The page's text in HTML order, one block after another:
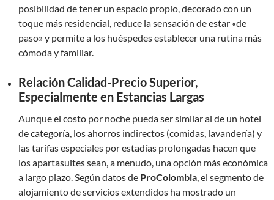
posibilidad de tener un espacio propio, decorado con un
toque más residencial, reduce la sensación de estar «de
paso» y permite a los huéspedes establecer una rutina más
cómoda y familiar.
Relación Calidad-Precio Superior,
Especialmente en Estancias Largas
Aunque el costo por noche pueda ser similar al de un hotel
de categoría, los ahorros indirectos (comidas, lavandería) y
las tarifas especiales por estadías prolongadas hacen que
los apartasuites sean, a menudo, una opción más económica
a largo plazo. Según datos de ProColombia, el segmento de
alojamiento de servicios extendidos ha mostrado un